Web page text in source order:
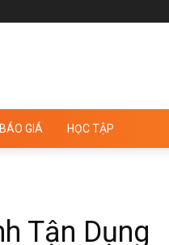
BÁO GIÁ HỌC TẬP
Tận Dụng